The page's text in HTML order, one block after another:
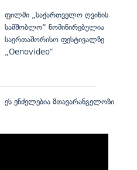
ფილმი „საქართველო ღვინის
სამშობლო“ ნომინირებულია
საერთაშორისო ფესტივალზე
„Oenovideo“
ეს ენძელებია მთავარანგელოზი